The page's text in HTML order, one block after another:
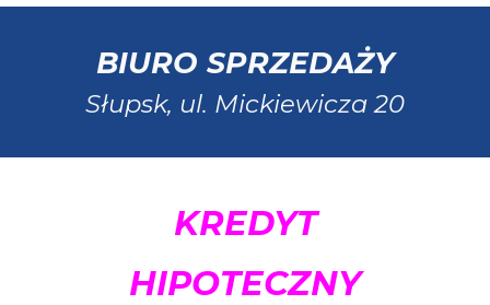
BIURO SPRZEDAŻY
Słupsk, ul. Mickiewicza 20
KREDYT
HIPOTECZNY